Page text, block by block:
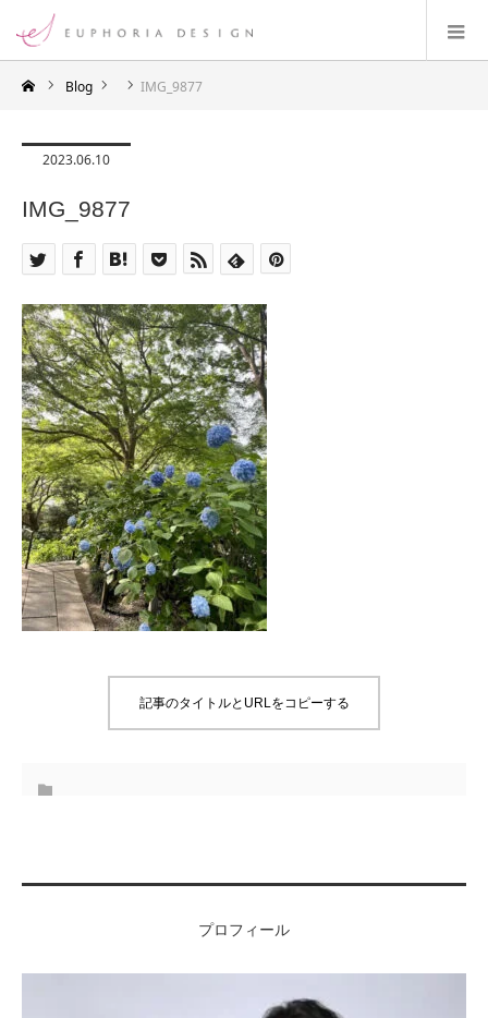
Blog IMG_9877
2023.06.10
IMG_9877
記事のタイトルとURLをコピーする
プロフィール